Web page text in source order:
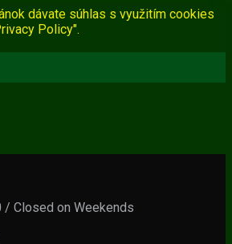
dávate súhlas s využitím cookies
Policy".
/ Closed on Weekends